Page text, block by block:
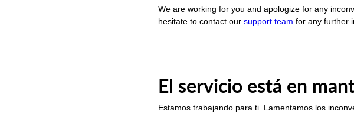
We are working for you and apologize for any
hesitate to contact oursupport team for any further
El servicio está en
Estamos trabajando para ti. Lamentamos los